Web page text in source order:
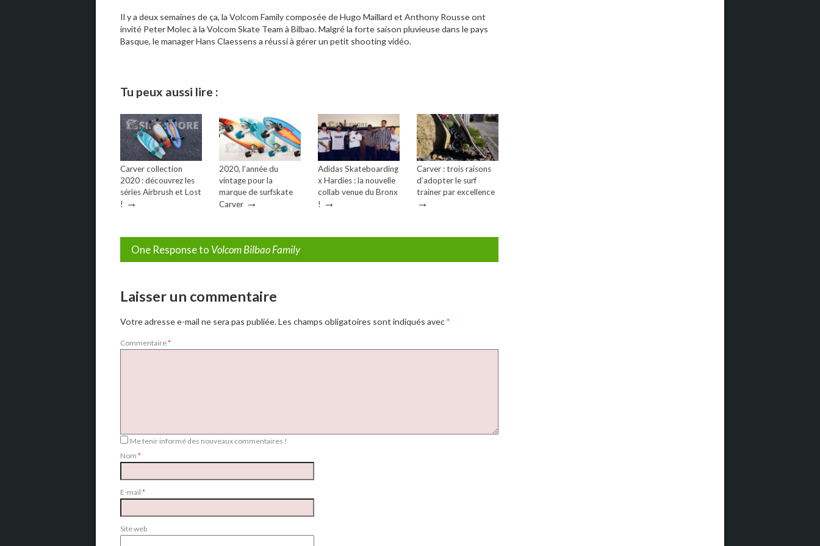
Il y a deux semaines de ça, la Volcom Family composée de Hugo Maillard et Anthony Rousse ont
invité Peter Molec à la Volcom Skate Team à Bilbao. Malgré la forte saison pluvieuse dans le pays
Basque, le manager Hans Claessens a réussi à gérer un petit shooting vidéo.
Tu peux aussi lire :
Carver collection
2020 : découvrez les
séries Airbrush et Lost
! →
2020, l’année du
vintage pour la
marque de surfskate
Carver →
Adidas Skateboarding
x Hardies : la nouvelle
collab venue du Bronx
! →
Carver : trois raisons
d’adopter le surf
trainer par excellence
→
One Response to Volcom Bilbao Family
Laisser un commentaire
Votre adresse e-mail ne sera pas publiée.Les champs obligatoires sont indiqués avec*
Commentaire*
Me tenir informé des nouveaux commentaires !
Nom *
E-mail *
Site web